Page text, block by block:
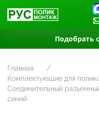
Подобрать
Главная
Комплектующие для
Соединительный
синий